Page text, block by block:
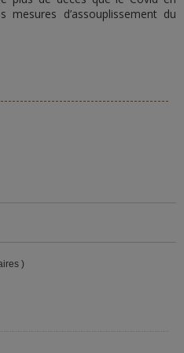
d’assouplissement du
)